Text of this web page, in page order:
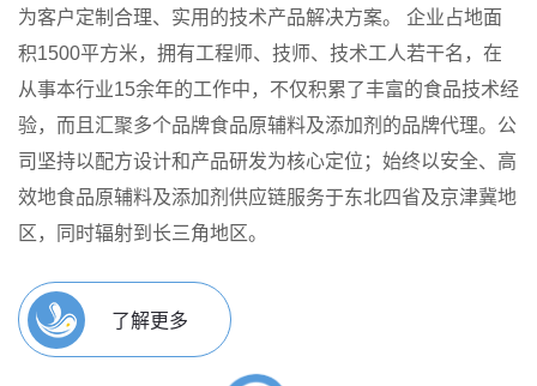
为客户定制合理、实用的技术产品解决方案。 企业占地面
积1500平方米，拥有工程师、技师、技术工人若干名，在
从事本行业15余年的工作中，不仅积累了丰富的食品技术经
验，而且汇聚多个品牌食品原辅料及添加剂的品牌代理。公
司坚持以配方设计和产品研发为核心定位；始终以安全、高
效地食品原辅料及添加剂供应链服务于东北四省及京津冀地
区，同时辐射到长三角地区。
了解更多